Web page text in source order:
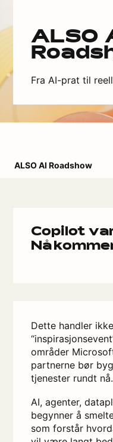
ALSO
Fra AI-prat til
ALSO AI Roadshow
Copilot
Nå
Dette handler
områder
partnerne bør
tjenester rundt nå.
AI, agenter,
begynner å
som forstår